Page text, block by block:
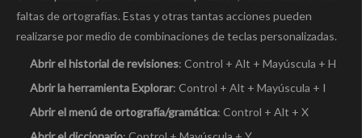
faltas de ortografías. Estas y otras tantas acciones pueden
realizarse por medio de combinaciones de teclas personalizadas.
Abrir el historial de revisiones: Control + Alt + Mayúscula + H
Abrir la herramienta Explorar: Control + Alt + Mayúscula + I
Abrir el menú de ortografía/gramática: Control + Alt + X